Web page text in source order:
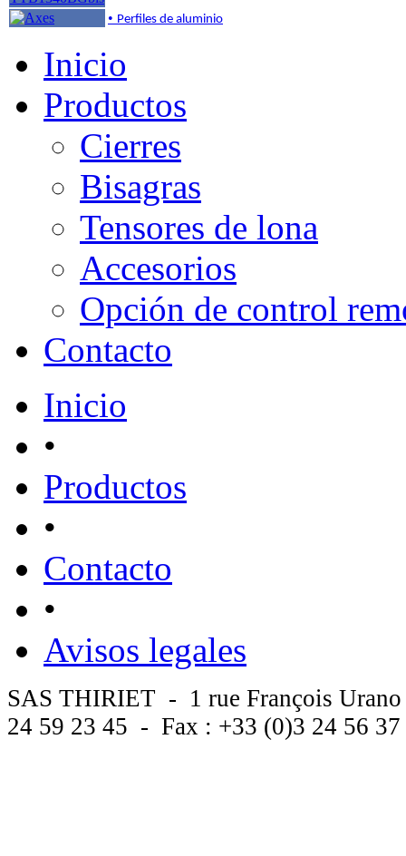
• Perfiles de aluminio
Inicio
Productos
Cierres
Bisagras
Tensores de lona
Accesorios
Opción de control
Contacto
Inicio
•
Productos
•
Contacto
•
Avisos legales
SAS THIRIET - 1 rue François
24 59 23 45 - Fax : +33 (0)3 24 56